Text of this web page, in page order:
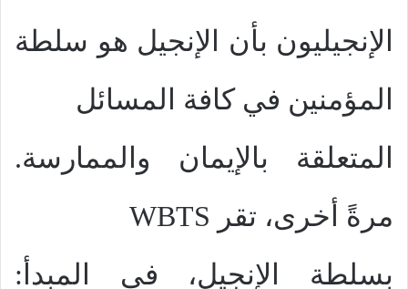
الإنجيليون بأن الإنجيل هو سلطة
المؤمنين في كافة المسائل
المتعلقة بالإيمان والممارسة.
مرةً أخرى، تقر WBTS
بسلطة الإنجيل، في المبدأ: